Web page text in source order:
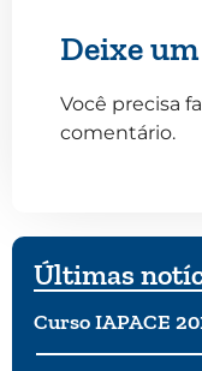
Deixe
Você precisa
comentário.
Últimas
Curso IAPACE